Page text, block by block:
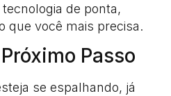
de ponta,
que você mais precisa.
Passo
se espalhando, já